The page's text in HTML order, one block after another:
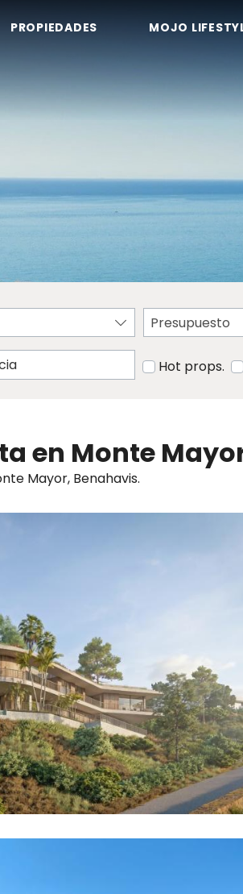
PROPIEDADES MOJO
Presupuesto
Hot props.
en Monte
Mayor, Benahavis.